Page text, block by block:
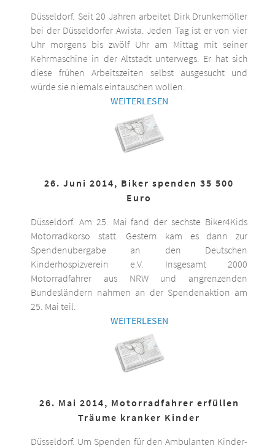
Düsseldorf. Seit 20 Jahren arbeitet Dirk Drunkemöller
bei der Düsseldorfer Awista. Jeden Tag ist er von vier
Uhr morgens bis zwölf Uhr am Mittag mit seiner
Kehrmaschine in der Altstadt unterwegs. Er hat sich
diese frühen Arbeitszeiten selbst ausgesucht und
würde sie niemals eintauschen wollen.
WEITERLESEN
26. Juni 2014, Biker spenden 35 500
Euro
Düsseldorf. Am 25. Mai fand der sechste Biker4Kids
Motorradkorso statt. Gestern kam es dann zur
Spendenübergabe an den Deutschen
Kinderhospizverein e.V. Insgesamt 2000
Motorradfahrer aus NRW und angrenzenden
Bundesländern nahmen an der Spendenaktion am
25. Mai teil.
WEITERLESEN
26. Mai 2014, Motorradfahrer erfüllen
Träume kranker Kinder
Düsseldorf. Um Spenden für den Ambulanten Kinder-